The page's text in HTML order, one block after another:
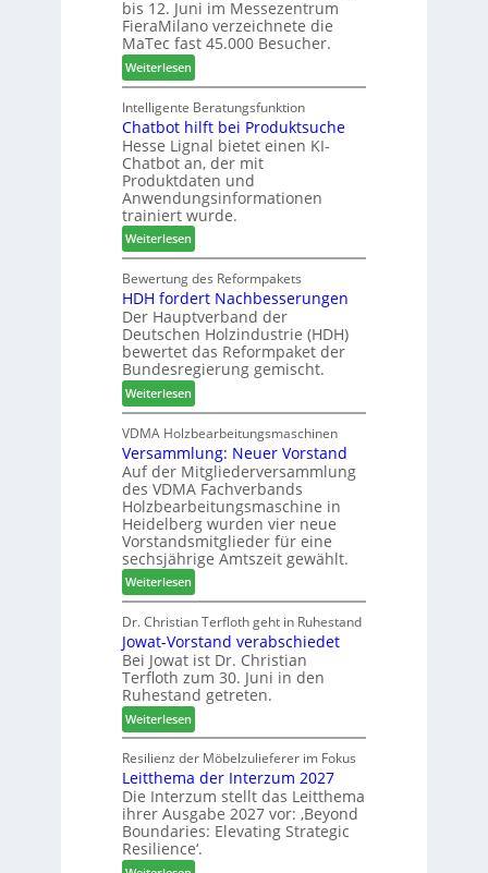
a
n
t
a
g
s
e
r
u
n
d
-
V
e
r
b
i
n
e
r
r
e
-
A
k
t
i
o
n
s
w
o
c
h
e
n
2
0
2
6
bis 12. Juni im Messezentrum
FieraMilano verzeichnete die
MaTec fast 45.000 Besucher.
Weiterlesen:
M
a
T
e
c
m
e
l
d
e
t
B
e
s
u
c
h
e
r
z
a
h
l
e
n
Intelligente Beratungsfunktion
Chatbot hilft bei Produktsuche
Hesse Lignal bietet einen KI-
Chatbot an, der mit
Produktdaten und
Anwendungsinformationen
trainiert wurde.
Weiterlesen:
C
h
a
t
b
o
t
h
i
l
t
b
e
i
P
r
o
u
k
t
s
u
c
e
Bewertung des Reformpakets
HDH fordert Nachbesserungen
Der Hauptverband der
Deutschen Holzindustrie (HDH)
bewertet das Reformpaket der
Bundesregierung gemischt.
Weiterlesen:
H
D
H
f
o
r
d
e
r
t
N
a
c
h
b
e
s
e
r
u
n
g
e
VDMA Holzbearbeitungsmaschinen
Versammlung: Neuer Vorstand
Auf der Mitgliederversammlung
des VDMA Fachverbands
Holzbearbeitungsmaschine in
Heidelberg wurden vier neue
Vorstandsmitglieder für eine
sechsjährige Amtszeit gewählt.
Weiterlesen:
V
e
r
s
a
m
m
l
u
n
g
:
N
e
Dr. Christian Terfloth geht in Ruhestand
Jowat-Vorstand verabschiedet
Bei Jowat ist Dr. Christian
Terfloth zum 30. Juni in den
Ruhestand getreten.
Weiterlesen:
J
o
w
a
t
-
V
Resilienz der Möbelzulieferer im Fokus
Leitthema der Interzum 2027
Die Interzum stellt das Leitthema
ihrer Ausgabe 2027 vor: ‚Beyond
Boundaries: Elevating Strategic
Resilience‘.